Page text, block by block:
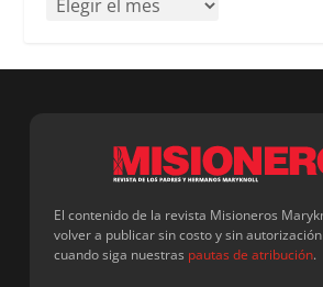
El contenido de la revista Misioneros
volver a publicar sin costo y sin
cuando siga nuestras pautas de atribución.